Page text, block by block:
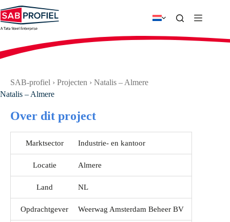
naar
de
inhoud
SAB-profiel › Projecten › Natalis – Almere
Natalis – Almere
Over dit project
Marktsector Industrie- en kantoor
Locatie Almere
Land NL
Opdrachtgever Weerwag Amsterdam Beheer BV